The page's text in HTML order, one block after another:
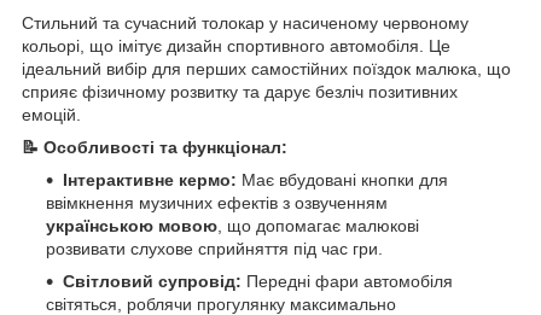
Стильний та сучасний толокар у насиченому червоному
кольорі, що імітує дизайн спортивного автомобіля. Це
ідеальний вибір для перших самостійних поїздок малюка, що
сприяє фізичному розвитку та дарує безліч позитивних
емоцій.
📝 Особливості та функціонал:
Інтерактивне кермо: Має вбудовані кнопки для
ввімкнення музичних ефектів з озвученням
українською мовою , що допомагає малюкові
розвивати слухове сприйняття під час гри.
Світловий супровід: Передні фари автомобіля
світяться, роблячи прогулянку максимально